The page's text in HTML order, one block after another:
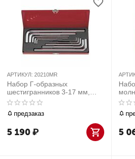
АРТИКУЛ: 20210MR
Набор Г-образных
шестигранников 3-17 мм,
кейс, 10 предметов
предзаказ
5 190₽ 5